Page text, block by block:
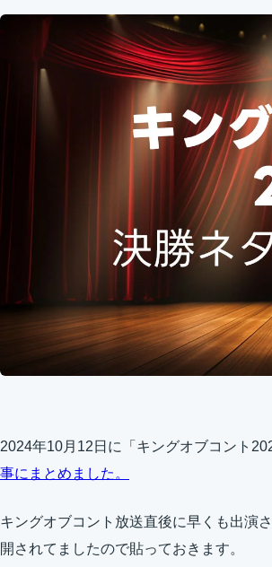
2024年10月12日に「キングオブコント
事にまとめました。
キングオブコント放送直後に早くも出演
開されてましたので貼っておきます。